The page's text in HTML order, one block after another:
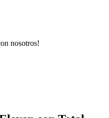
nosotros!